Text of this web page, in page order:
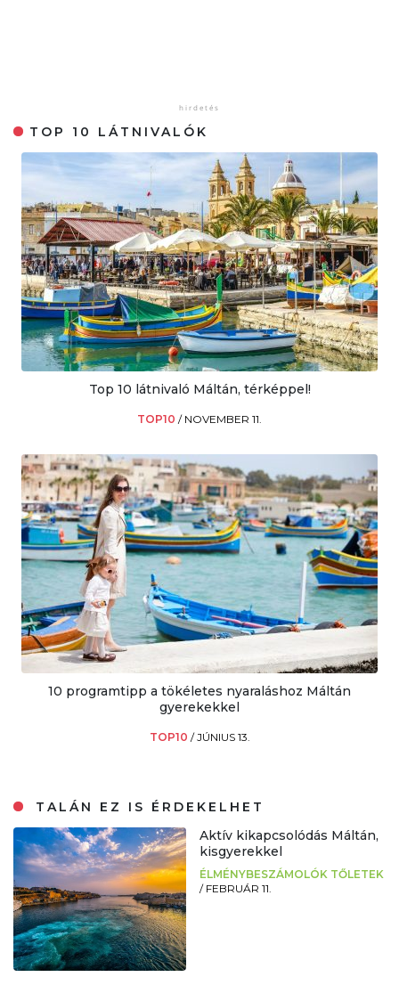
TOP 10 LÁTNIVALÓK
Top 10 látnivaló Máltán, térképpel!
TOP10 / NOVEMBER 11.
10 programtipp a tökéletes nyaraláshoz Máltán
gyerekekkel
TOP10 /JÚNIUS 13.
TALÁN EZ IS ÉRDEKELHET
Aktív kikapcsolódás Máltán,
kisgyerekkel
ÉLMÉNYBESZÁMOLÓK TŐLETEK
/ FEBRUÁR 11.